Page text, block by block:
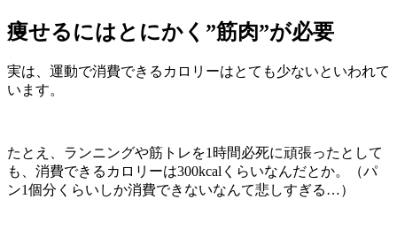
痩せるにはとにかく”筋肉”が必要
実は、 運動で消費できるカロリーはとても少ないといわれて
います。
たとえ、ランニングや筋トレを1時間必死に頑張ったとして
も、消費できるカロリーは300kcalくらいなんだとか。（パ
ン1個分くらいしか消費できないなんて悲しすぎる…）